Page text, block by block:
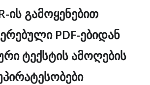
ის გამოყენებით
PDF-ებიდან
ტექსტის ამოღების